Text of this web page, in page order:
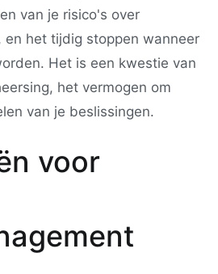
van je risico's over
en het tijdig stoppen wanneer
Het is een kwestie van
het vermogen om
van je beslissingen.
voor